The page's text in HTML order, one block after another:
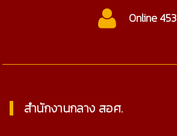
Online 453
สำนักงานกลาง สอศ.